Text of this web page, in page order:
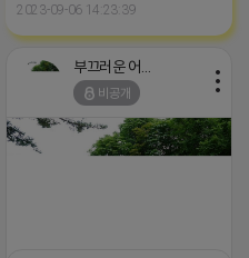
2023-09-06 14:23:39
223538390640?
비공개